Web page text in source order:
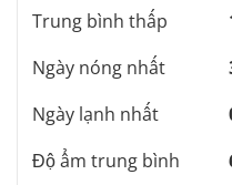
Trung bình thấp
Ngày nóng nhất
Ngày lạnh nhất
Độ ẩm trung bình